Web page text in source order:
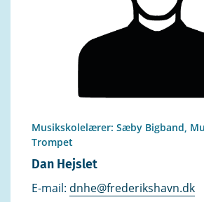
Musikskolelærer: Sæby Bigband,
Trompet
Dan Hejslet
E-mail: dnhe@frederikshavn.dk